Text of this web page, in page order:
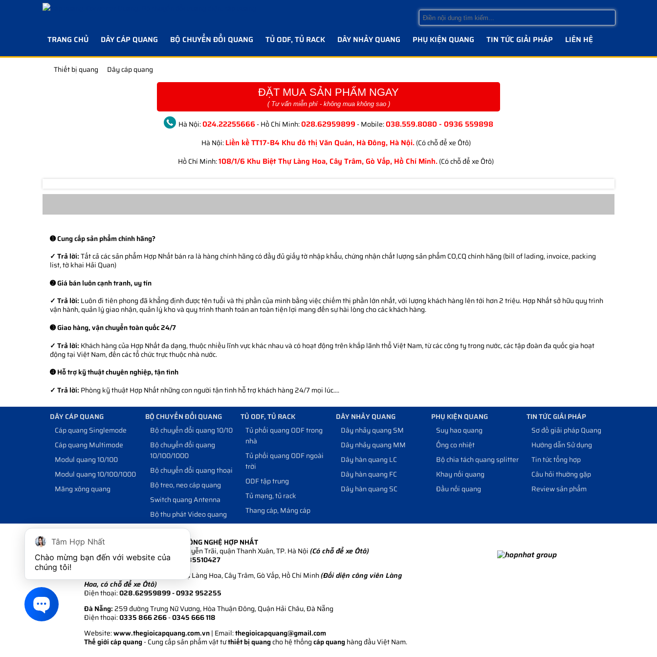
TRANG CHỦ DÂY CÁP QUANG BỘ CHUYỂN ĐỔI QUANG TỦ ODF, TỦ RACK DÂY NHẢY QUANG PHỤ KIỆN QUANG TIN TỨC GIẢI PHÁP LIÊN HỆ
Thiết bị quang Dây cáp quang
ĐẶT MUA SẢN PHẨM NGAY
( Tư vấn miễn phí - không mua không sao )
Hà Nội:024.22255666 - Hồ Chí Minh:028.62959899 - Mobile:038.559.8080 - 0936 559898
Hà Nội:Liền kề TT17-B4 Khu đô thị Văn Quán, Hà Đông, Hà Nội.(Có chỗ để xe Ôtô)
Hồ Chí Minh:108/1/6 Khu Biệt Thự Làng Hoa, Cây Trâm, Gò Vấp, Hồ Chí Minh.(Có chỗ để xe Ôtô)
➊ Cung cấp sản phẩm chính hãng?
✓ Trả lời:Tất cả các sản phẩm Hợp Nhất bán ra là hàng chính hãng có đầy đủ giấy tờ nhập khẩu, chứng nhận chất lượng sản phẩm CO,CQ chính hãng (bill of lading, invoice, packing
list, tờ khai Hải Quan)
➋ Giá bán luôn cạnh tranh, uy tín
✓ Trả lời: Luôn đi tiên phong đã khẳng định được tên tuổi và thị phần của mình bằng việc chiếm thị phần lớn nhất, với lượng khách hàng lên tới hơn 2 triệu. Hợp Nhất sở hữu quy trình
vận hành, quản lý giao nhận, quản lý kho và quy trình thanh toán an toàn tiện lợi mang đến sự hài lòng cho các khách hàng.
➌ Giao hàng, vận chuyển toàn quốc 24/7
✓ Trả lời: Khách hàng của Hợp Nhất đa dạng, thuộc nhiều lĩnh vực khác nhau và có hoạt động trên khắp lãnh thổ Việt Nam, từ các công ty trong nước, các tập đoàn đa quốc gia hoạt
động tại Việt Nam, đến các tổ chức trực thuộc nhà nước.
➍ Hỗ trợ kỹ thuật chuyên nghiệp, tận tình
✓ Trả lời: Phòng kỹ thuật Hợp Nhất những con người tận tình hỗ trợ khách hàng 24/7 mọi lúc....
DÂY CÁP QUANG
Cáp quang Singlemode
Cáp quang Multimode
Modul quang 10/100
Modul quang 10/100/1000
Măng xông quang
BỘ CHUYỂN ĐỔI QUANG
Bộ chuyển đổi quang 10/100
Bộ chuyển đổi quang
10/100/1000
Bộ chuyển đổi quang thoại
Bộ treo, neo cáp quang
Switch quang Antenna
Bộ thu phát Video quang
TỦ ODF, TỦ RACK
Tủ phối quang ODF trong
nhà
Tủ phối quang ODF ngoài
trời
ODF tập trung
Tủ mạng, tủ rack
Thang cáp, Máng cáp
DÂY NHẢY QUANG
Dây nhảy quang SM
Dây nhảy quang MM
Dây hàn quang LC
Dây hàn quang FC
Dây hàn quang SC
PHỤ KIỆN QUANG
Suy hao quang
Ống co nhiệt
Bộ chia tách quang splitter
Khay nối quang
Đầu nối quang
TIN TỨC GIẢI PHÁP
Sơ đồ giải pháp Quang
Hướng dẫn Sử dụng
Tin tức tổng hợp
Câu hỏi thường gặp
Review sản phẩm
CÔNG TY CỔ PHẦN PHÁT TRIỂN CÔNG NGHỆ HỢP NHẤT
Hà Nội: Số 6A Ngõ 235 đường Nguyễn Trãi, quận Thanh Xuân, TP. Hà Nội(Có chỗ để xe Ôtô)
Điện thoại:024.35511 222 - 024.35510427
108/1/6 Khu Biệt Thự Làng Hoa, Cây Trâm, Gò Vấp, Hồ Chí Minh(Đối diện công viên Làng
Hoa, có chỗ để xe Ôtô)
Điện thoại:028.62959899- 0932 952255
Đà Nẵng: 259 đường Trưng Nữ Vương, Hòa Thuận Đông, Quận Hải Châu, Đà Nẵng
Điện thoại:0335 866 266-0345 666 118
Website:www.thegioicapquang.com.vn| Email:thegioicapquang@gmail.com
Thế giới cáp quang- Cung cấp sản phẩm vật tưthiết bị quangcho hệ thốngcáp quanghàng đầu Việt Nam.
Tâm Hợp Nhất
Chào mừng bạn đến với website của
chúng tôi!